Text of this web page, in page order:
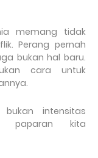
memang tidak
Perang pernah
bukan hal baru.
cara untuk
intensitas
paparan kita